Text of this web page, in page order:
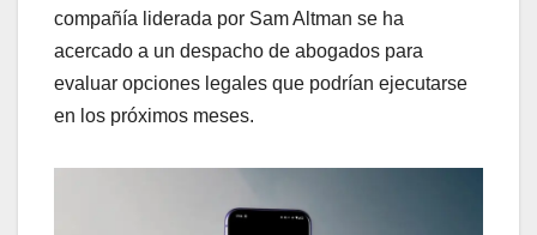
compañía liderada por Sam Altman se ha
acercado a un despacho de abogados para
evaluar opciones legales que podrían ejecutarse
en los próximos meses.